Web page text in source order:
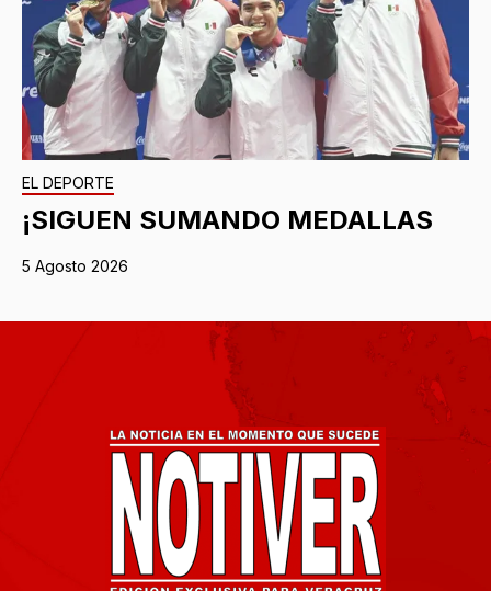
EL DEPORTE
¡SIGUEN SUMANDO MEDALLAS
5 Agosto 2026